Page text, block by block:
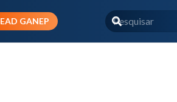
EAD GANEP